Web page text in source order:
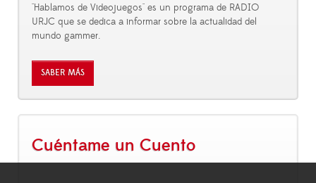
"Hablamos de Videojuegos" es un programa de RADIO
URJC que se dedica a informar sobre la actualidad del
mundo gammer.
SABER MÁS
Cuéntame un Cuento